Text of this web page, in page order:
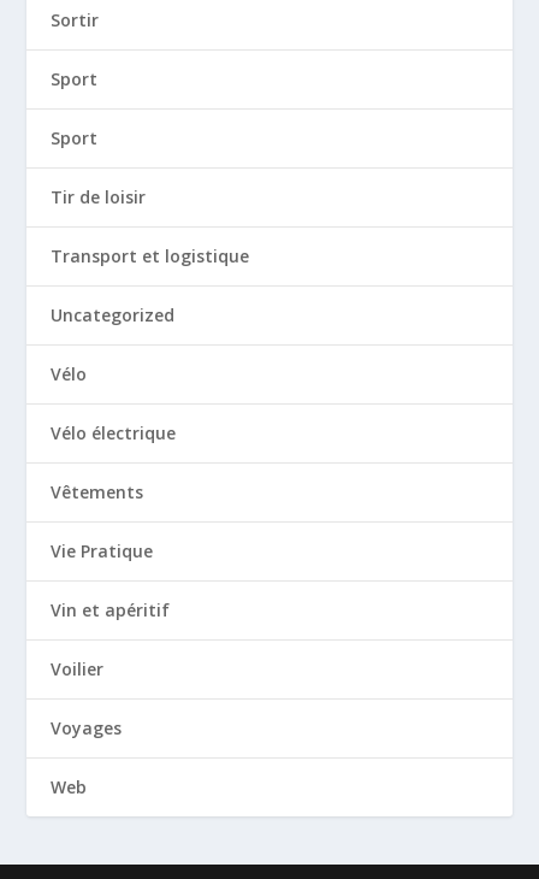
Sortir
Sport
Sport
Tir de loisir
Transport et logistique
Uncategorized
Vélo
Vélo électrique
Vêtements
Vie Pratique
Vin et apéritif
Voilier
Voyages
Web